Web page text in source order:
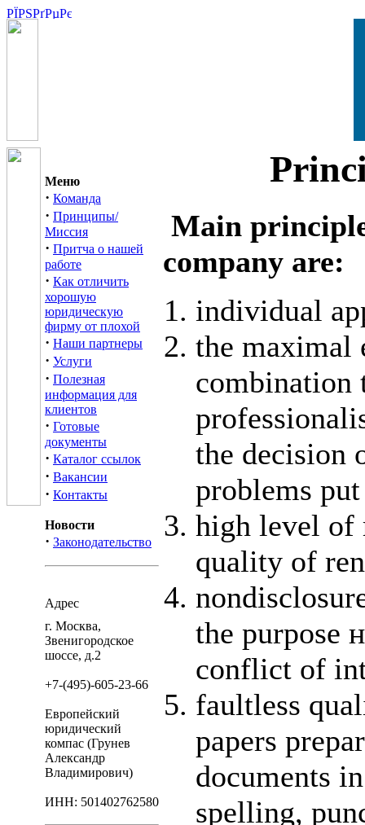
Меню
· Команда
· Принципы/
Миссия
· Притча о нашей
работе
· Как отличить
хорошую
юридическую
фирму от плохой
· Наши партнеры
· Услуги
· Полезная
информация для
клиентов
· Готовые
документы
· Каталог ссылок
· Вакансии
· Контакты
Новости
· Законодательство
Адрес
г. Москва,
Звенигородское
шоссе, д.2
+7-(495)-605-23-66
Европейский
юридический
компас (Грунев
Александр
Владимирович)
ИНН: 501402762580
Main
company are:
individual
the maximal
combination
the decision
problems
high level of
quality of
the purpose
conflict of
faultless
papers
documents
spelling,